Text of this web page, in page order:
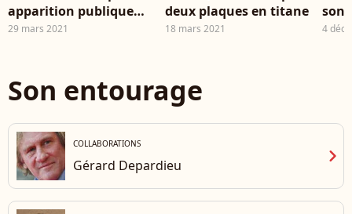
apparition publique
depuis sa lourde
29 mars 2021
deux plaques en titane
18 mars 2021
son
4
Son entourage
COLLABORATIONS
Gérard Depardieu chevron_right